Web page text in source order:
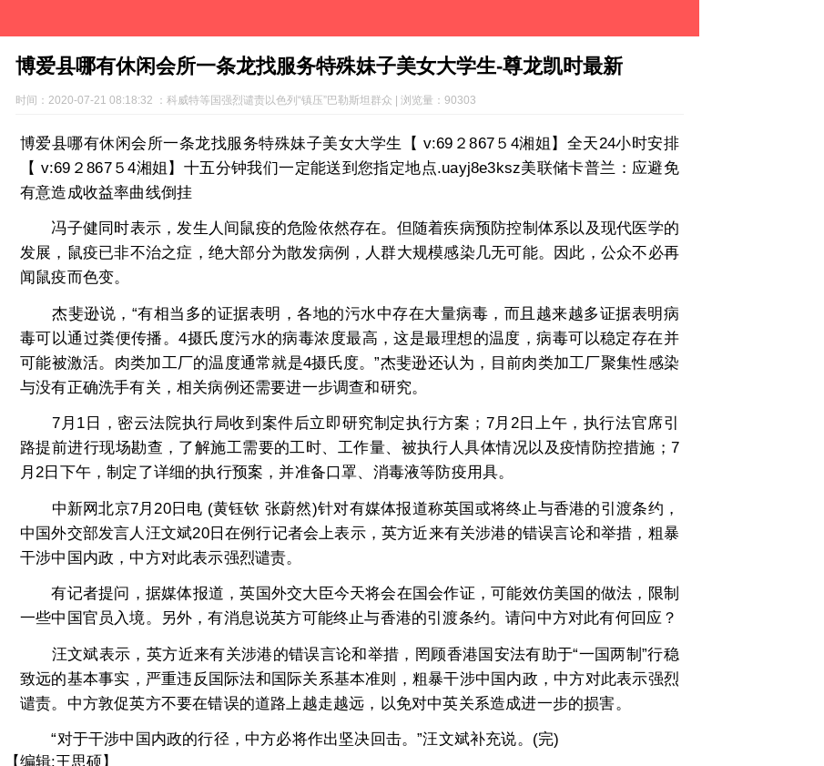
博爱县哪有休闲会所一条龙找服务特殊妹子美女大学生-尊龙凯时最新
时间：2020-07-21 08:18:32 ：科威特等国强烈谴责以色列“镇压”巴勒斯坦群众 | 浏览量：90303
博爱县哪有休闲会所一条龙找服务特殊妹子美女大学生【 v:69２867５4湘姐】全天24小时安排
【 v:69２867５4湘姐】十五分钟我们一定能送到您指定地点.uayj8e3ksz美联储卡普兰：应避免
有意造成收益率曲线倒挂
冯子健同时表示，发生人间鼠疫的危险依然存在。但随着疾病预防控制体系以及现代医学的
发展，鼠疫已非不治之症，绝大部分为散发病例，人群大规模感染几无可能。因此，公众不必再
闻鼠疫而色变。
杰斐逊说，“有相当多的证据表明，各地的污水中存在大量病毒，而且越来越多证据表明病
毒可以通过粪便传播。4摄氏度污水的病毒浓度最高，这是最理想的温度，病毒可以稳定存在并
可能被激活。肉类加工厂的温度通常就是4摄氏度。”杰斐逊还认为，目前肉类加工厂聚集性感染
与没有正确洗手有关，相关病例还需要进一步调查和研究。
7月1日，密云法院执行局收到案件后立即研究制定执行方案；7月2日上午，执行法官席引
路提前进行现场勘查，了解施工需要的工时、工作量、被执行人具体情况以及疫情防控措施；7
月2日下午，制定了详细的执行预案，并准备口罩、消毒液等防疫用具。
中新网北京7月20日电 (黄钰钦 张蔚然)针对有媒体报道称英国或将终止与香港的引渡条约，
中国外交部发言人汪文斌20日在例行记者会上表示，英方近来有关涉港的错误言论和举措，粗暴
干涉中国内政，中方对此表示强烈谴责。
有记者提问，据媒体报道，英国外交大臣今天将会在国会作证，可能效仿美国的做法，限制
一些中国官员入境。另外，有消息说英方可能终止与香港的引渡条约。请问中方对此有何回应？
汪文斌表示，英方近来有关涉港的错误言论和举措，罔顾香港国安法有助于“一国两制”行稳
致远的基本事实，严重违反国际法和国际关系基本准则，粗暴干涉中国内政，中方对此表示强烈
谴责。中方敦促英方不要在错误的道路上越走越远，以免对中英关系造成进一步的损害。
“对于干涉中国内政的行径，中方必将作出坚决回击。”汪文斌补充说。(完)
【编辑:王思硕】